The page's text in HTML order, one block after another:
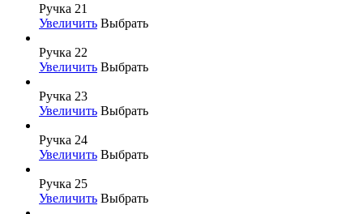
Ручка 21
Увеличить Выбрать
Ручка 22
Увеличить Выбрать
Ручка 23
Увеличить Выбрать
Ручка 24
Увеличить Выбрать
Ручка 25
Увеличить Выбрать